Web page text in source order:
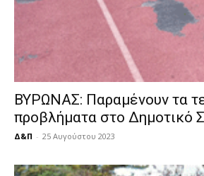
ΒΥΡΩΝΑΣ: Παραμένουν τα
προβλήματα στο Δημοτικό
Δ&Π - 25 Αυγούστου 2023